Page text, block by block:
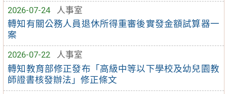
2026-07-24
人事室
轉知有關公務人員退休所得重審後實發金額試算器一
案
2026-07-22
人事室
轉知教育部修正發布「高級中等以下學校及幼兒園教
師證書核發辦法」修正條文